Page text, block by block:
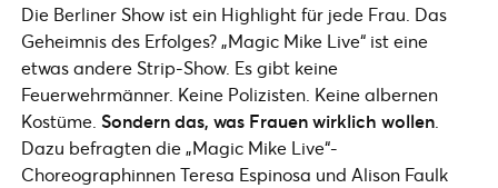
Die Berliner Show ist ein Highlight für jede Frau. Das
Geheimnis des Erfolges? „Magic Mike Live“ ist eine
etwas andere Strip-Show. Es gibt keine
Feuerwehrmänner. Keine Polizisten. Keine albernen
Kostüme. Sondern das, was Frauen wirklich wollen
Dazu befragten die „Magic Mike Live“-
Choreographinnen Teresa Espinosa und Alison Faulk